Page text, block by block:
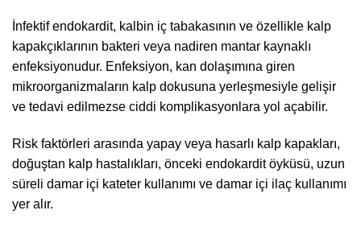
İnfektif endokardit, kalbin iç tabakasının ve özellikle kalp
kapakçıklarının bakteri veya nadiren mantar kaynaklı
enfeksiyonudur. Enfeksiyon, kan dolaşımına giren
mikroorganizmaların kalp dokusuna yerleşmesiyle gelişir
ve tedavi edilmezse ciddi komplikasyonlara yol açabilir.
Risk faktörleri arasında yapay veya hasarlı kalp kapakları,
doğuştan kalp hastalıkları, önceki endokardit öyküsü, uzun
süreli damar içi kateter kullanımı ve damar içi ilaç kullanımı
yer alır.